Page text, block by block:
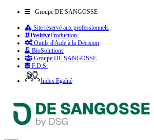
Groupe DE SANGOSSE
Site réservé aux professionnels
PositiveProduction
Outils d'Aide à la Décision
BioSolutions
Groupe DE SANGOSSE
F.D.S.
Index Egalité